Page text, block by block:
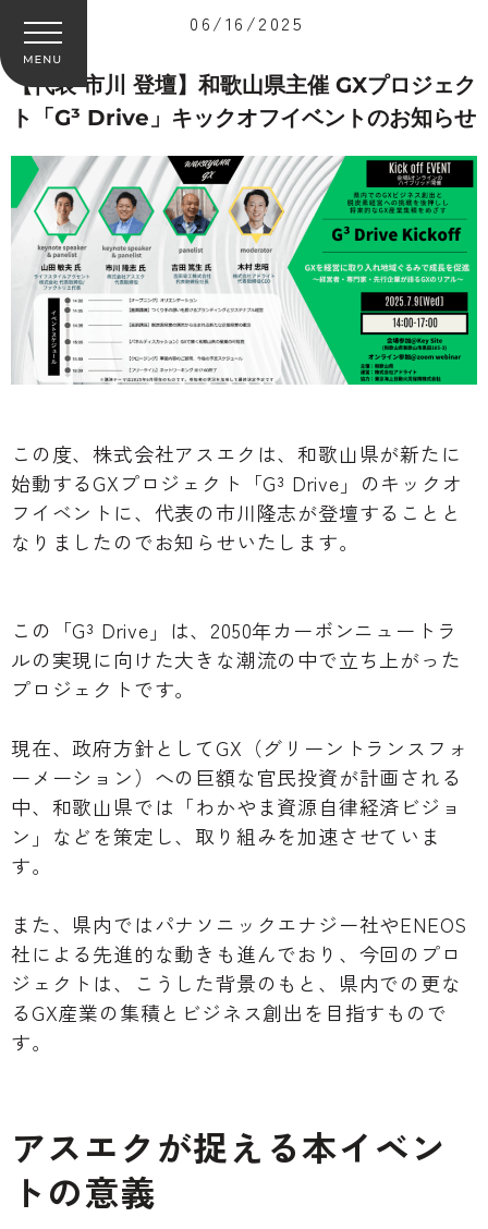
06/16/2025
【代表 市川 登壇】和歌山県主催 GXプロジェク
ト「G³ Drive」キックオフイベントのお知らせ
この度、株式会社アスエクは、和歌山県が新たに
始動するGXプロジェクト「G³ Drive」のキックオ
フイベントに、代表の市川隆志が登壇することと
なりましたのでお知らせいたします。
この「G³ Drive」は、2050年カーボンニュートラ
ルの実現に向けた大きな潮流の中で立ち上がった
プロジェクトです。
現在、政府方針としてGX（グリーントランスフォ
ーメーション）への巨額な官民投資が計画される
中、和歌山県では「わかやま資源自律経済ビジョ
ン」などを策定し、取り組みを加速させていま
す。
また、県内ではパナソニックエナジー社やENEOS
社による先進的な動きも進んでおり、今回のプロ
ジェクトは、こうした背景のもと、県内での更な
るGX産業の集積とビジネス創出を目指すもので
す。
アスエクが捉える本イベン
トの意義